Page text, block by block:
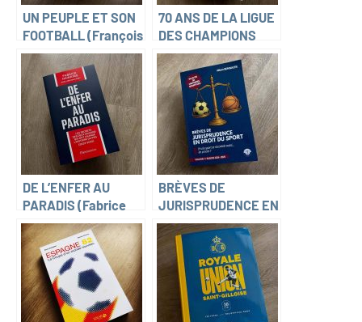
UN PEUPLE ET SON
FOOTBALL (François
da Rocha Carneiro)
70 ANS DE LA LIGUE
DES CHAMPIONS
(Nicolas Gettliffe)
DE L’ENFER AU
PARADIS (Fabrice
Hawkins)
BRÈVES DE
JURISPRUDENCE EN
DROIT DU SPORT
(Alban Bennacer)